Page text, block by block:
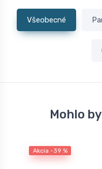
Všeobecné
Mohlo
Akcia -39 %